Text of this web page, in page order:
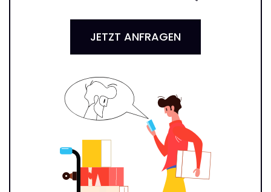
JETZT ANFRAGEN